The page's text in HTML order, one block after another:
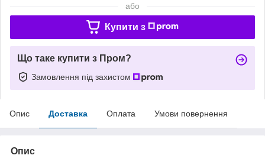
або
Купити з
Що таке купити з Пром?
Замовлення під захистом
Опис Доставка Оплата Умови повернення
Опис